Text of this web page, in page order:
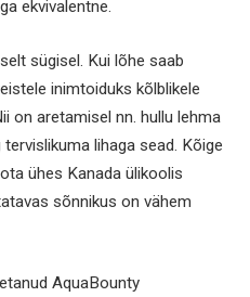
ekvivalentne.
sügisel. Kui lõhe saab
inimtoiduks kõlblikele
on aretamisel nn. hullu lehma
lihaga sead. Kõige
ühes Kanada ülikoolis
sõnnikus on vähem
AquaBounty